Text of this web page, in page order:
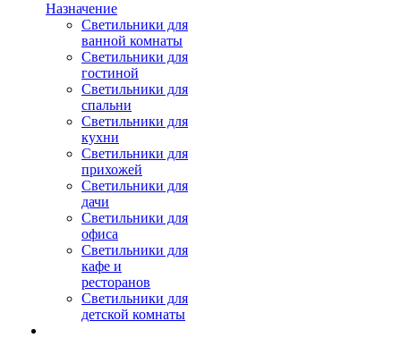
Назначение
Светильники для
ванной комнаты
Светильники для
гостиной
Светильники для
спальни
Светильники для
кухни
Светильники для
прихожей
Светильники для
дачи
Светильники для
офиса
Светильники для
кафе и
ресторанов
Светильники для
детской комнаты